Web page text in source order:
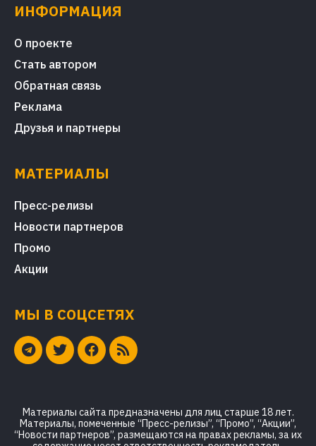
ИНФОРМАЦИЯ
О проекте
Стать автором
Обратная связь
Реклама
Друзья и партнеры
МАТЕРИАЛЫ
Пресс-релизы
Новости партнеров
Промо
Акции
МЫ В СОЦСЕТЯХ
Материалы сайта предназначены для лиц старше 18 лет.
Материалы, помеченные “Пресс-релизы”, “Промо”, “Акции”,
“Новости партнеров”, размещаются на правах рекламы, за их